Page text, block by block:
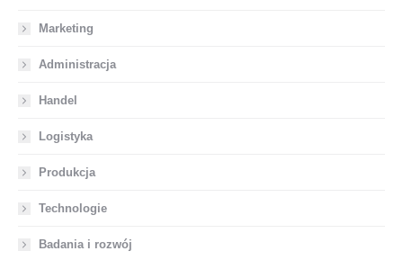
Marketing
Administracja
Handel
Logistyka
Produkcja
Technologie
Badania i rozwój